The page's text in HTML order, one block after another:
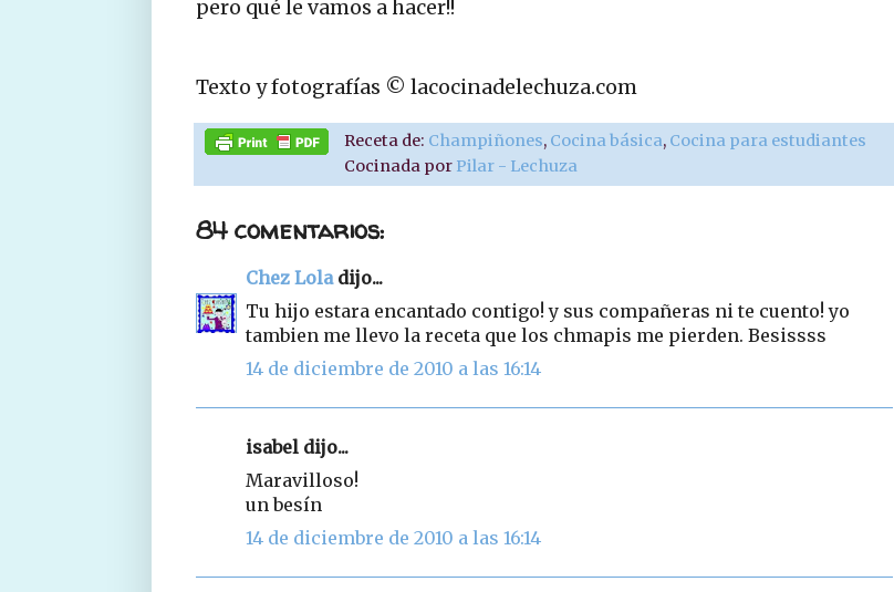
pero qué le vamos a hacer!!
Texto y fotografías © lacocinadelechuza.com
Receta de: Champiñones, Cocina básica, Cocina para estudiantes
Cocinada por Pilar - Lechuza
84 comentarios:
Chez Loladijo...
Tu hijo estara encantado contigo! y sus compañeras ni te cuento! yo
tambien me llevo la receta que los chmapis me pierden. Besissss
14 de diciembre de 2010 a las 16:14
isabel dijo...
Maravilloso!
un besín
14 de diciembre de 2010 a las 16:14